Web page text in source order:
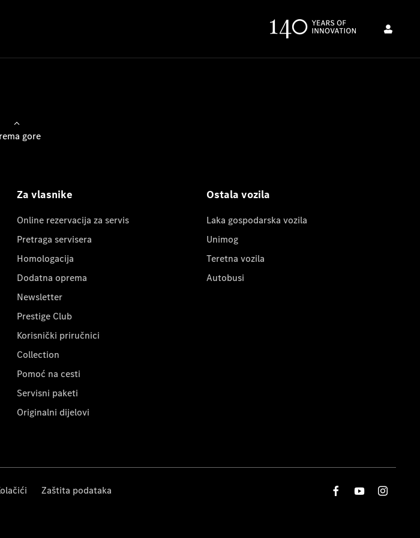
gore
Za vlasnike
Online rezervacija za servis
Pretraga servisera
Homologacija
Dodatna oprema
Newsletter
Prestige Club
Korisnički priručnici
Collection
Pomoć na cesti
Servisni paketi
Originalni dijelovi
Ostala vozila
Laka gospodarska vozila
Unimog
Teretna vozila
Autobusi
Zaštita podataka